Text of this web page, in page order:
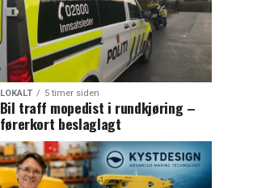
LOKALT 5 timer siden
Bil traff mopedist i rundkjøring –
førerkort beslaglagt